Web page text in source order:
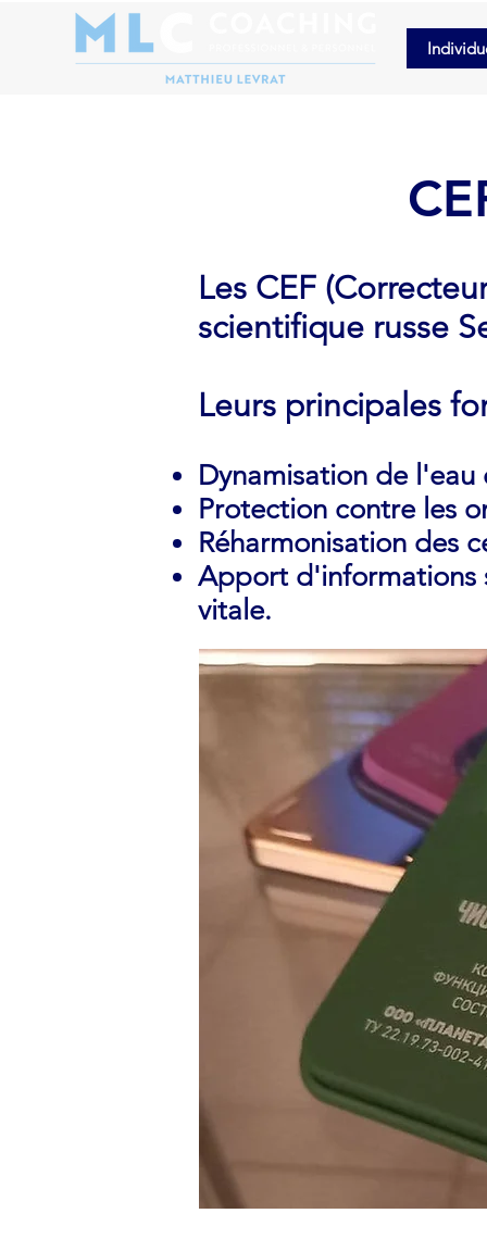
Les CEF
scientifique russe
Leurs principales
Dynamisation de
Protection contre les
Réharmonisation des
Apport d'informations
vitale.